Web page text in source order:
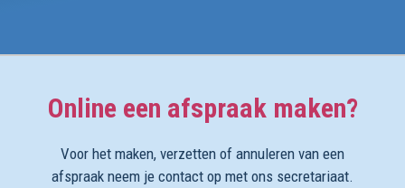
Online een afspraak maken?
Voor het maken, verzetten of annuleren van een
afspraak neem je contact op met ons secretariaat.